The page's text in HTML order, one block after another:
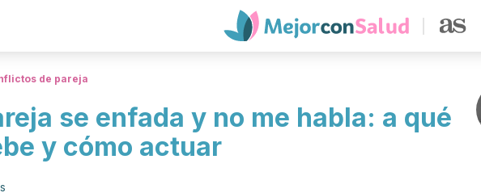
de pareja
se enfada y no me habla: a qué
y cómo actuar